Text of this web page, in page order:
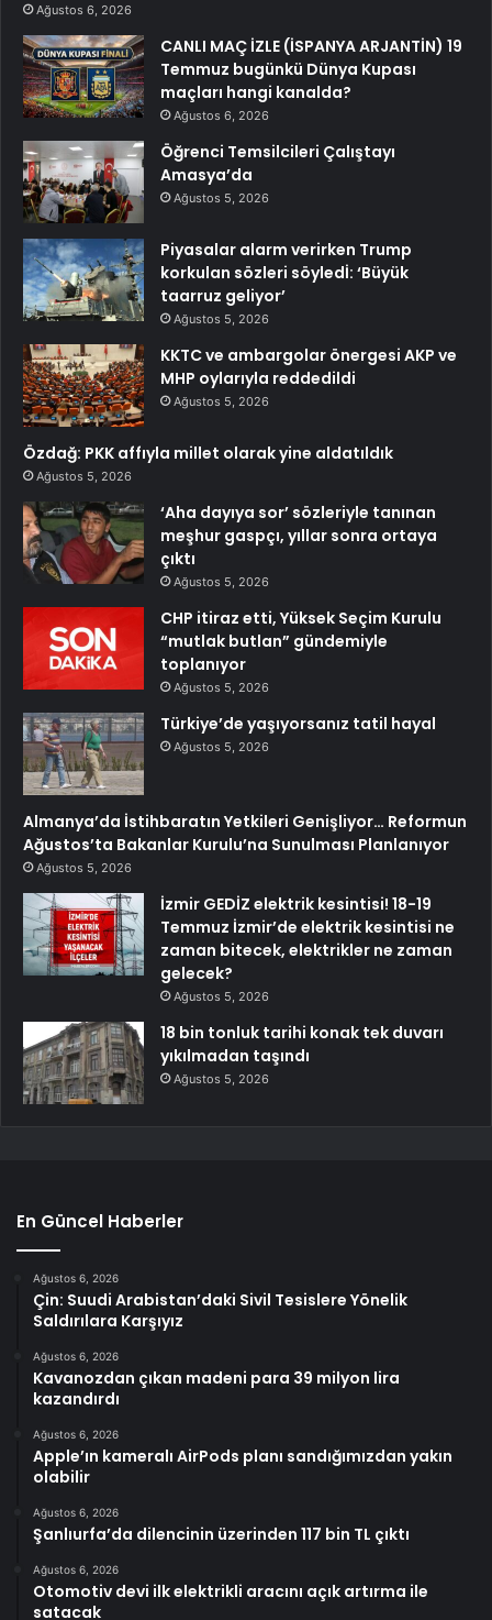
Ağustos 6, 2026
CANLI MAÇ İZLE (İSPANYA ARJANTİN) 19
Temmuz bugünkü Dünya Kupası
maçları hangi kanalda?
Ağustos 6, 2026
Öğrenci Temsilcileri Çalıştayı
Amasya’da
Ağustos 5, 2026
Piyasalar alarm verirken Trump
korkulan sözleri söyledİ: ‘Büyük
taarruz geliyor’
Ağustos 5, 2026
KKTC ve ambargolar önergesi AKP ve
MHP oylarıyla reddedildi
Ağustos 5, 2026
Özdağ: PKK affıyla millet olarak yine aldatıldık
Ağustos 5, 2026
‘Aha dayıya sor’ sözleriyle tanınan
meşhur gaspçı, yıllar sonra ortaya
çıktı
Ağustos 5, 2026
CHP itiraz etti, Yüksek Seçim Kurulu
“mutlak butlan” gündemiyle
toplanıyor
Ağustos 5, 2026
Türkiye’de yaşıyorsanız tatil hayal
Ağustos 5, 2026
Almanya’da İstihbaratın Yetkileri Genişliyor… Reformun
Ağustos’ta Bakanlar Kurulu’na Sunulması Planlanıyor
Ağustos 5, 2026
İzmir GEDİZ elektrik kesintisi! 18-19
Temmuz İzmir’de elektrik kesintisi ne
zaman bitecek, elektrikler ne zaman
gelecek?
Ağustos 5, 2026
18 bin tonluk tarihi konak tek duvarı
yıkılmadan taşındı
Ağustos 5, 2026
En Güncel Haberler
Ağustos 6, 2026
Çin: Suudi Arabistan’daki Sivil Tesislere Yönelik
Saldırılara Karşıyız
Ağustos 6, 2026
Kavanozdan çıkan madeni para 39 milyon lira
kazandırdı
Ağustos 6, 2026
Apple’ın kameralı AirPods planı sandığımızdan yakın
olabilir
Ağustos 6, 2026
Şanlıurfa’da dilencinin üzerinden 117 bin TL çıktı
Ağustos 6, 2026
Otomotiv devi ilk elektrikli aracını açık artırma ile
satacak